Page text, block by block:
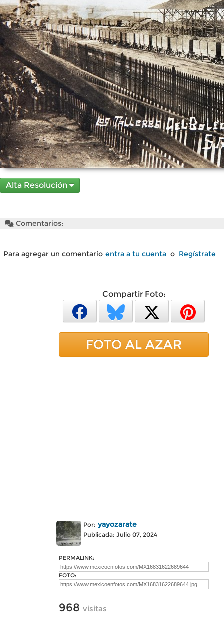
Alta Resolución
Comentarios:
Para agregar un comentario entra a tu cuenta o Regístrate
Compartir Foto:
FOTO AL AZAR
Por: yayozarate
Publicada: Julio 07, 2024
PERMALINK:
FOTO:
968 visitas